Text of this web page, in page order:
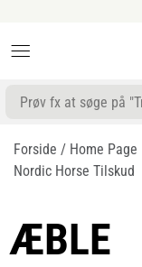
Forside / Home Page
Nordic Horse Tilskud
ÆBLE